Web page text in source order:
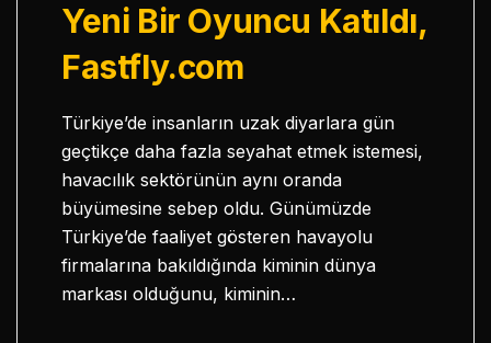
Yeni Bir Oyuncu Katıldı,
Fastfly.com
Türkiye’de insanların uzak diyarlara gün
geçtikçe daha fazla seyahat etmek istemesi,
havacılık sektörünün aynı oranda
büyümesine sebep oldu. Günümüzde
Türkiye’de faaliyet gösteren havayolu
firmalarına bakıldığında kiminin dünya
markası olduğunu, kiminin…